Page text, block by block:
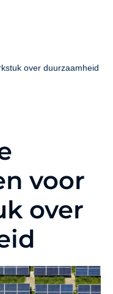
over duurzaamheid
voor
over